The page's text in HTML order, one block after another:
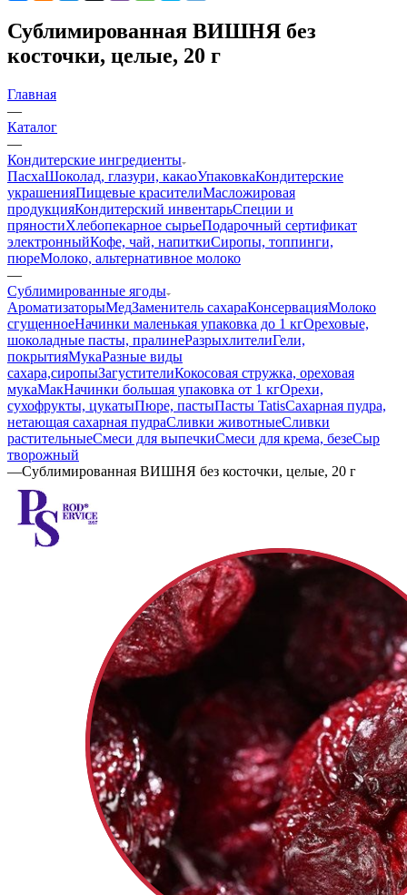
Сублимированная ВИШНЯ без
косточки, целые, 20 г
Главная
—
Каталог
—
Кондитерские ингредиенты
ПасхаШоколад, глазури, какаоУпаковкаКондитерские
украшенияПищевые красителиМасложировая
продукцияКондитерский инвентарьСпеции и
пряностиХлебопекарное сырьеПодарочный сертификат
электронныйКофе, чай, напиткиСиропы, топпинги,
пюреМолоко, альтернативное молоко
—
Сублимированные ягоды
АроматизаторыМедЗаменитель сахараКонсервацияМолоко
сгущенноеНачинки маленькая упаковка до 1 кгОреховые,
шоколадные пасты, пралинеРазрыхлителиГели,
покрытияМукаРазные виды
сахара,сиропыЗагустителиКокосовая стружка, ореховая
мукаМакНачинки большая упаковка от 1 кгОрехи,
сухофрукты, цукатыПюре, пастыПасты TatisСахарная пудра,
нетающая сахарная пудраСливки животныеСливки
растительныеСмеси для выпечкиСмеси для крема, безеСыр
творожный
—Сублимированная ВИШНЯ без косточки, целые, 20 г